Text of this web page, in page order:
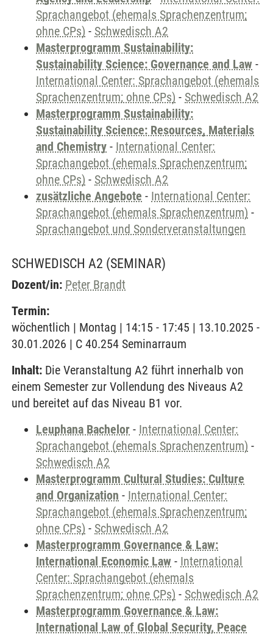
Sprachangebot (ehemals Sprachenzentrum;
ohne CPs) - Schwedisch A2
Masterprogramm Sustainability:
Sustainability Science: Governance and Law -
International Center: Sprachangebot (ehemals
Sprachenzentrum; ohne CPs) - Schwedisch A2
Masterprogramm Sustainability:
Sustainability Science: Resources, Materials
and Chemistry - International Center:
Sprachangebot (ehemals Sprachenzentrum;
ohne CPs) - Schwedisch A2
zusätzliche Angebote - International Center:
Sprachangebot (ehemals Sprachenzentrum) -
Sprachangebot und Sonderveranstaltungen
SCHWEDISCH A2 (SEMINAR)
Dozent/in: Peter Brandt
Termin:
wöchentlich | Montag | 14:15 - 17:45 | 13.10.2025 -
30.01.2026 | C 40.254 Seminarraum
Inhalt: Die Veranstaltung A2 führt innerhalb von
einem Semester zur Vollendung des Niveaus A2
und bereitet auf das Niveau B1 vor.
Leuphana Bachelor - International Center:
Sprachangebot (ehemals Sprachenzentrum) -
Schwedisch A2
Masterprogramm Cultural Studies: Culture
and Organization - International Center:
Sprachangebot (ehemals Sprachenzentrum;
ohne CPs) - Schwedisch A2
Masterprogramm Governance & Law:
International Economic Law - International
Center: Sprachangebot (ehemals
Sprachenzentrum; ohne CPs) - Schwedisch A2
Masterprogramm Governance & Law:
International Law of Global Security, Peace